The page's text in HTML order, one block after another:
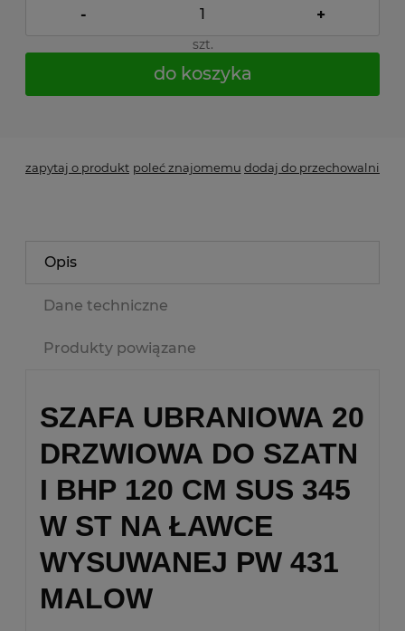
- +
szt.
do koszyka
zapytaj o produkt poleć znajomemu dodaj do przechowalni
Opis
Dane techniczne
Produkty powiązane
SZAFA UBRANIOWA 20
DRZWIOWA DO SZATN
I BHP 120 CM SUS 345
W ST NA ŁAWCE
WYSUWANEJ PW 431
MALOW